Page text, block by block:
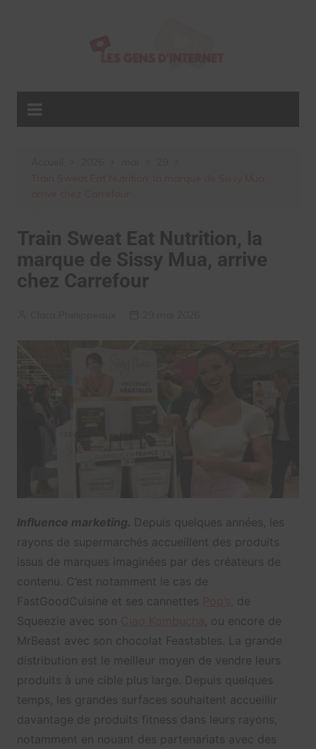
Train Sweat Eat Nutrition, la
marque de Sissy Mua, arrive
chez Carrefour
Influence marketing. Depuis quelques années, les
rayons de supermarchés accueillent des produits
issus de marques imaginées par des créateurs de
contenu. C’est notamment le cas de
FastGoodCuisine et ses cannettes
de
Squeezie avec son
, ou encore de
MrBeast avec son chocolat Feastables. La grande
distribution est le meilleur moyen de vendre leurs
produits à une cible plus large. Depuis quelques
temps, les grandes surfaces souhaitent accueillir
davantage de produits fitness dans leurs rayons,
notamment en nouant des partenariats avec des